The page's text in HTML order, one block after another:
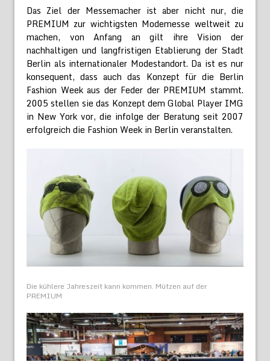
Das Ziel der Messemacher ist aber nicht nur, die
PREMIUM zur wichtigsten Modemesse weltweit zu
machen, von Anfang an gilt ihre Vision der
nachhaltigen und langfristigen Etablierung der Stadt
Berlin als internationaler Modestandort. Da ist es nur
konsequent, dass auch das Konzept für die Berlin
Fashion Week aus der Feder der PREMIUM stammt.
2005 stellen sie das Konzept dem Global Player IMG
in New York vor, die infolge der Beratung seit 2007
erfolgreich die Fashion Week in Berlin veranstalten.
Die kühlere Jahreszeit kann kommen. Mützen auf der
PREMIUM